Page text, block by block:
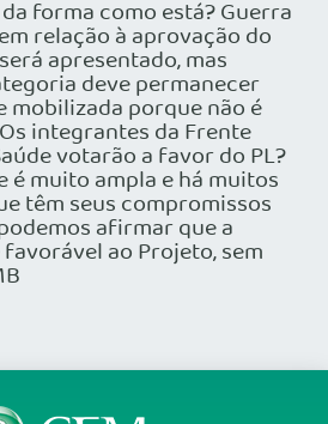
forma como está? Guerra
relação à aprovação do
apresentado, mas
deve permanecer
mobilizada porque não é
integrantes da Frente
votarão a favor do PL?
é muito ampla e há muitos
têm seus compromissos
afirmar que a
ao Projeto, sem